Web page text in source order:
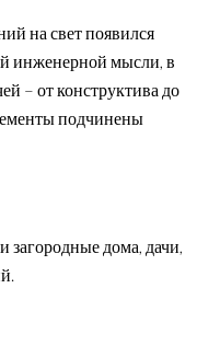
на свет появился
инженерной мысли, в
– от конструктива до
подчинены
загородные дома, дачи,